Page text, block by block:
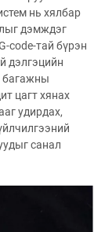
нь хялбар
дэмждэг
code-тай бүрэн
дэлгэцийн
багажны
цагт хянах
удирдах,
санал